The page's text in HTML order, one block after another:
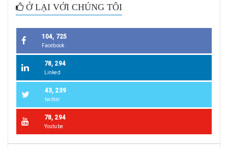
Ở LẠI VỚI CHÚNG TÔI
104, 725
Facebook
78, 294
Linked
43, 239
twitter
78, 294
Youtube